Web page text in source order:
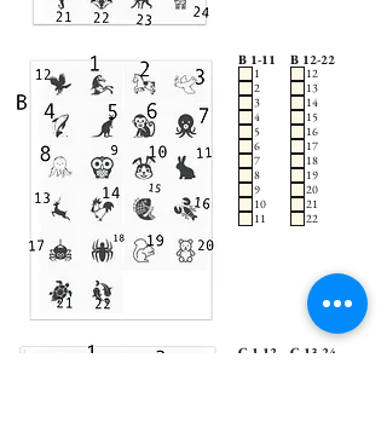
B 1-11
1
2
3
4
5
6
7
8
9
10
11
B 12-22
12
13
14
15
16
17
18
19
20
21
22
C 13-24
C 1-12